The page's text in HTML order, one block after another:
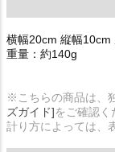
横幅20cm 縦幅10cm
重量：約140g
※こちらの商品は、
ズガイド]をご確認く
計り方によっては、